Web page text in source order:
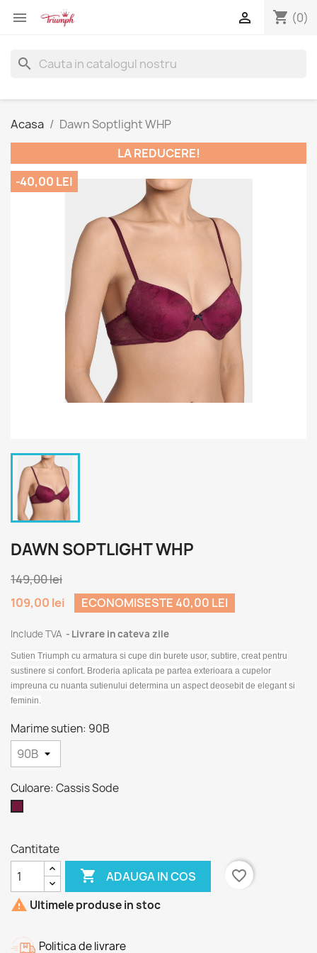
 shopping_cart (0)

search
Acasa
Dawn Soptlight WHP
LA REDUCERE!
-40,00 LEI
DAWN SOPTLIGHT WHP
149,00 lei
109,00 lei
ECONOMISESTE 40,00 LEI
Include TVA Livrare in cateva zile
Sutien Triumph cu armatura si cupe din burete usor, subtire, creat pentru
sustinere si confort. Broderia aplicata pe partea exterioara a cupelor
impreuna cu nuanta sutienului determina un aspect deosebit de elegant si
feminin.
Marime sutien: 90B
Culoare: Cassis Sode
Cantitate
 ADAUGA IN COS
favorite_border
 Ultimele produse in stoc
Politica de livrare